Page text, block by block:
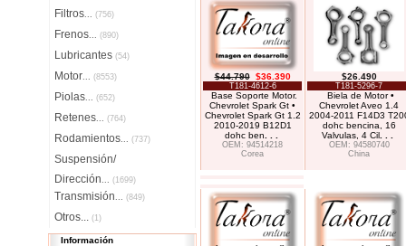
Filtros... (756)
Frenos... (890)
Lubricantes (54)
Motor... (8553)
Piolas... (652)
Retenes... (764)
Rodamientos... (737)
Suspensión/
Dirección... (1699)
Transmisión... (849)
Otros... (1)
Información
$44.790 $36.390
T181-4612-6
Base Soporte Motor.
Chevrolet Spark Gt •
Chevrolet Spark Gt 1.2
2010-2019 B12D1
dohc ben
OEM: 94514218
Corea
$26.490
T181-5296-7
Biela de Motor •
Chevrolet Aveo 1.4
2004-2011 F14D3
dohc bencina, 16
Valvulas, 4 Cil
OEM: 94580740
China